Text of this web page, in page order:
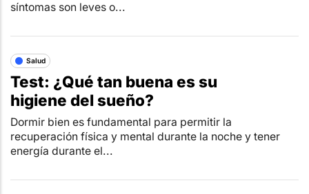
síntomas son leves o...
Salud
Test: ¿Qué tan buena es su
higiene del sueño?
Dormir bien es fundamental para permitir la
recuperación física y mental durante la noche y tener
energía durante el...